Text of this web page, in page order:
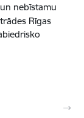
nebīstamu
Rīgas